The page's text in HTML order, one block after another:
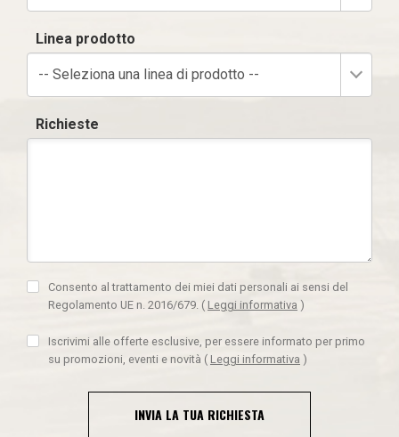
Linea prodotto
-- Seleziona una linea di prodotto --
Richieste
Consento al trattamento dei miei dati personali ai sensi del
Regolamento UE n. 2016/679. ( Leggi informativa )
Iscrivimi alle offerte esclusive, per essere informato per primo
su promozioni, eventi e novità ( Leggi informativa )
INVIA LA TUA RICHIESTA